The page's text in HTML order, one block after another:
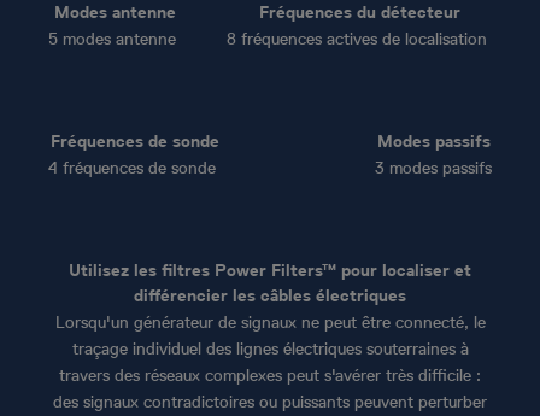
Modes antenne
5 modes antenne
Fréquences du détecteur
8 fréquences actives de localisation
Fréquences de sonde
4 fréquences de sonde
Modes passifs
3 modes passifs
Utilisez les filtres Power Filters™ pour localiser et
différencier les câbles électriques
Lorsqu'un générateur de signaux ne peut être connecté, le
traçage individuel des lignes électriques souterraines à
travers des réseaux complexes peut s'avérer très difficile :
des signaux contradictoires ou puissants peuvent perturber